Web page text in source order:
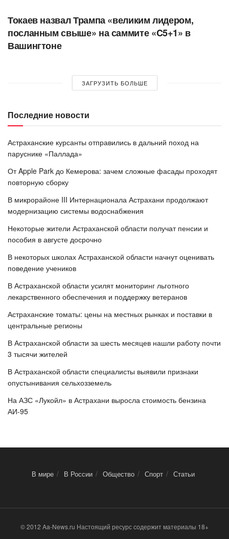
Токаев назвал Трампа «великим лидером,
посланным свыше» на саммите «C5+1» в
Вашингтоне
ЗАГРУЗИТЬ БОЛЬШЕ
Последние новости
Астраханские курсанты отправились в дальний поход на
паруснике «Паллада»
От Apple Park до Кемерова: зачем сложные фасады проходят
повторную сборку
В микрорайоне III Интернационала Астрахани продолжают
модернизацию системы водоснабжения
Некоторые жители Астраханской области получат пенсии и
пособия в августе досрочно
В некоторых школах Астраханской области начнут оценивать
поведение учеников
В Астраханской области усилят мониторинг льготного
лекарственного обеспечения и поддержку ветеранов
Астраханские томаты: цены на местных рынках и поставки в
центральные регионы
В Астраханской области за шесть месяцев нашли работу почти
3 тысячи жителей
В Астраханской области специалисты выявили признаки
опустынивания сельхозземель
На АЗС «Лукойл» в Астрахани выросла стоимость бензина
АИ-95
В мире В России Общество Спорт Статьи
© 2012 Aa-News.ru Настоящий ресурс содержит материалы 18+